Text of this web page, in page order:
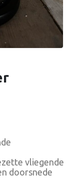
vliegende
doorsnede